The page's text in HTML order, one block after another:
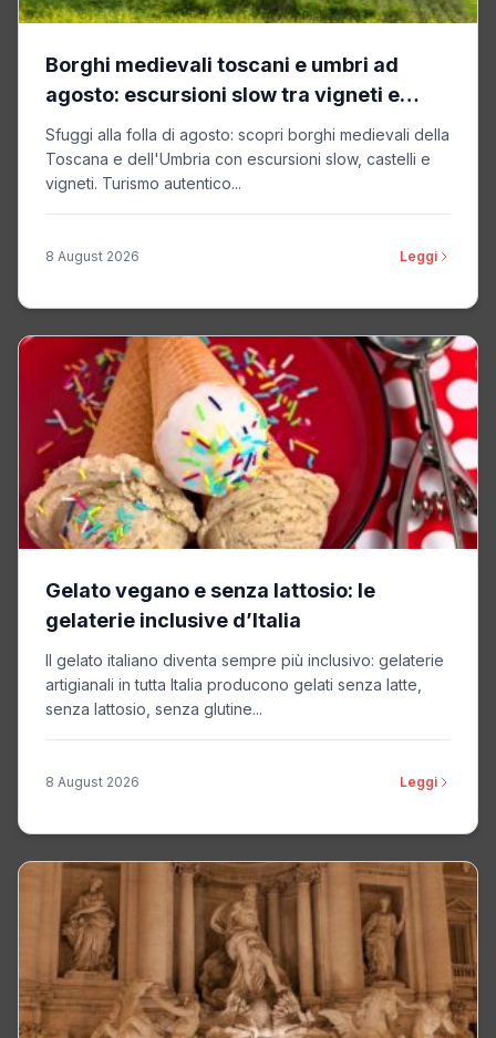
Borghi medievali toscani e umbri ad
agosto: escursioni slow tra vigneti e
castelli
Sfuggi alla folla di agosto: scopri borghi medievali della
Toscana e dell'Umbria con escursioni slow, castelli e
vigneti. Turismo autentico...
8 August 2026 Leggi
Gelato vegano e senza lattosio: le
gelaterie inclusive d’Italia
Il gelato italiano diventa sempre più inclusivo: gelaterie
artigianali in tutta Italia producono gelati senza latte,
senza lattosio, senza glutine...
8 August 2026 Leggi